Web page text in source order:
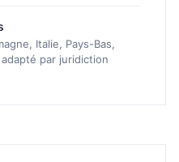
Italie, Pays-Bas,
par juridiction